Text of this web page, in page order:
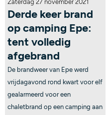
Zaterdag 27 november 2021
Derde keer brand
op camping Epe:
tent volledig
afgebrand
De brandweer van Epe werd
vrijdagavond rond kwart voor elf
gealarmeerd voor een
chaletbrand op een camping aan